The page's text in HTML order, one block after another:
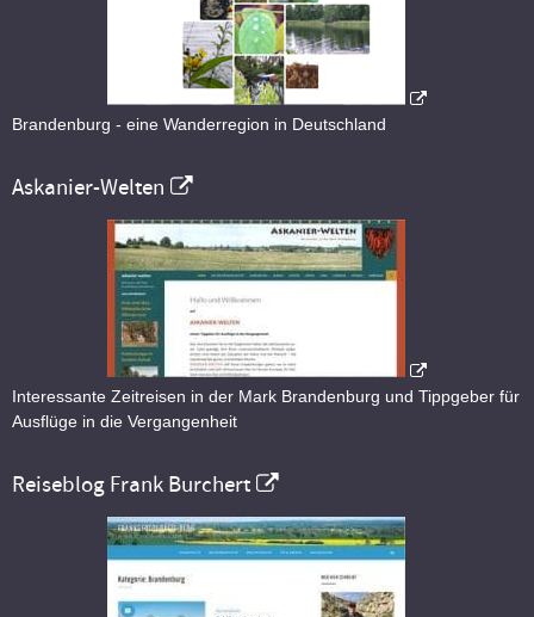
Brandenburg - eine Wanderregion in Deutschland
Askanier-Welten
Interessante Zeitreisen in der Mark Brandenburg und Tippgeber für
Ausflüge in die Vergangenheit
Reiseblog Frank Burchert